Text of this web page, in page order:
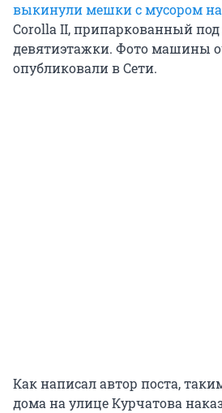
выкинули мешки с мусором
Corolla II, припаркованный
девятиэтажки. Фото машины
опубликовали в Сети.
Как написал автор поста,
дома на улице Курчатова